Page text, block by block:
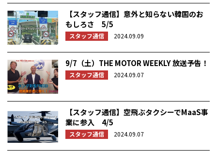
【スタッフ通信】意外と知らない韓国のお
もしろさ 5/5
スタッフ通信 2024.09.09
9/7（土）THE MOTOR WEEKLY 放送予告！
スタッフ通信 2024.09.07
【スタッフ通信】空飛ぶタクシーでMaaS事
業に参入 4/5
スタッフ通信 2024.09.07